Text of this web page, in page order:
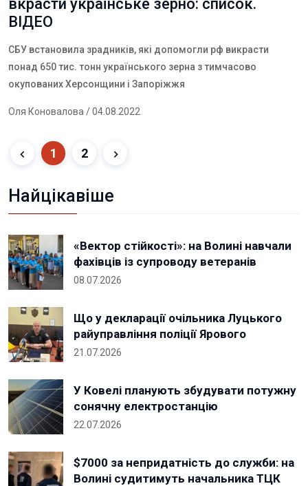
вкрасти українське зерно: список.
ВІДЕО
СБУ встановила зрадників, які допомогли рф викрасти
понад 650 тис. тонн українського зерна з тимчасово
окупованих Херсонщини і Запоріжжя
Оля Коновалова / 04.08.2022
1 2
Найцікавіше
«Вектор стійкості»: на Волині навчали
фахівців із супроводу ветеранів
08.07.2026
Що у декларації очільника Луцького
райуправління поліції Ярового
21.07.2026
У Ковелі планують збудувати потужну
сонячну електростанцію
22.07.2026
$7000 за непридатність до служби: на
Волині судитимуть начальника ТЦК